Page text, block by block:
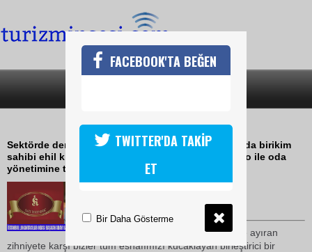
İBRE SAİT KARABAĞLI DİYOR
Sektörde deneyimli kanun ve mevzuatlar hususunda birikim
sahibi ehil kişilerden oluşan geniş tabanlı bir kadro ile oda
yönetimine talibiz
Sektörümüzü içkili içkisiz diye ayıran
zihniyete karşı bizler tüm esnafımızı kucaklayan birleştirici bir
FACEBOOK'TA BEĞEN
TWITTER'DA TAKİP
ET
Bir Daha Gösterme